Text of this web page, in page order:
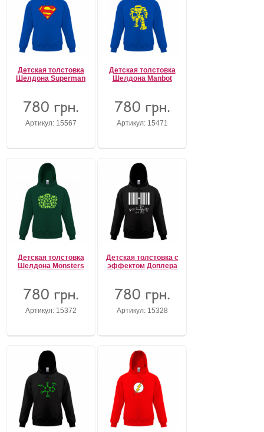
Детская толстовка
Шелдона Superman
780 грн.
Артикул: 15567
Детская толстовка
Шелдона Manbot
780 грн.
Артикул: 15471
Детская толстовка
Шелдона Monsters
780 грн.
Артикул: 15372
Детская толстовка с
эффектом Доплера
780 грн.
Артикул: 15328